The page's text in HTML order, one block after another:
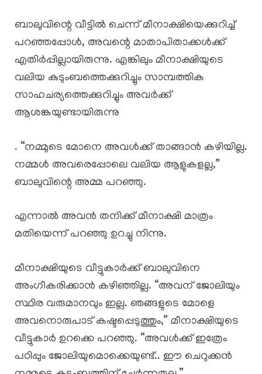
ബാലുവിന്റെ വീട്ടിൽ ചെന്ന് മീനാക്ഷിയെക്കുറിച്ച്
പറഞ്ഞപ്പോൾ, അവന്റെ മാതാപിതാക്കൾക്ക്
എതിർപ്പില്ലായിരുന്നു. എങ്കിലും മീനാക്ഷിയുടെ
വലിയ കുടുംബത്തെക്കുറിച്ചും സാമ്പത്തിക
സാഹചര്യത്തെക്കുറിച്ചും അവർക്ക്
ആശങ്കയുണ്ടായിരുന്നു
. “നമ്മുടെ മോനെ അവൾക്ക് താങ്ങാൻ കഴിയില്ല.
നമ്മൾ അവരെപ്പോലെ വലിയ ആളുകളല്ല,”
ബാലുവിന്റെ അമ്മ പറഞ്ഞു.
എന്നാൽ അവൻ തനിക്ക് മീനാക്ഷി മാത്രം
മതിയെന്ന് പറഞ്ഞു ഉറച്ചു നിന്നു.
മീനാക്ഷിയുടെ വീട്ടുകാർക്ക് ബാലുവിനെ
അംഗീകരിക്കാൻ കഴിഞ്ഞില്ല. “അവന് ജോലിയും
സ്ഥിര വരുമാനവും ഇല്ല. ഞങ്ങളുടെ മോളെ
അവനൊരുപാട് കഷ്ടപ്പെടുത്തും,” മീനാക്ഷിയുടെ
വീട്ടുകാർ ഉറക്കെ പറഞ്ഞു. “അവൾക്ക് ഇത്രേം
പഠിപ്പും ജോലിയുമൊക്കെയുണ്ട്.. ഈ ചെറുക്കൻ